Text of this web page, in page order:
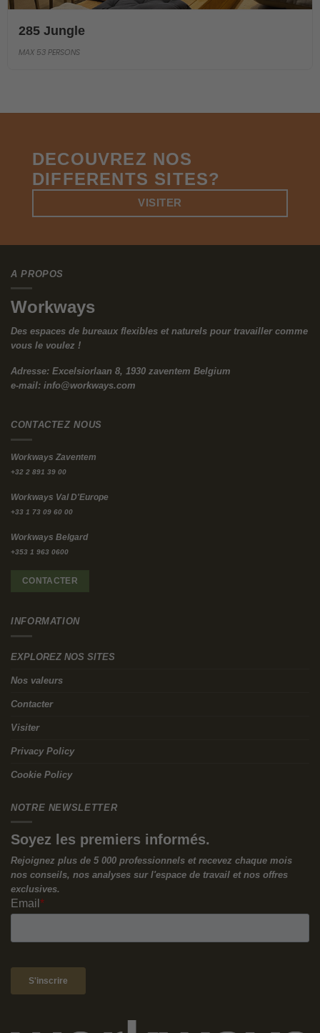
285 Jungle
MAX 53 PERSONS
DECOUVREZ NOS
DIFFERENTS SITES?
VISITER
A PROPOS
Workways
Des espaces de bureaux flexibles et naturels pour travailler comme
vous le voulez !
Adresse: Excelsiorlaan 8, 1930 zaventem Belgium
e-mail: info@workways.com
CONTACTEZ NOUS
Workways Zaventem
+32 2 891 39 00
Workways Val D'Europe
+33 1 73 09 60 00
Workways Belgard
+353 1 963 0600
CONTACTER
INFORMATION
EXPLOREZ NOS SITES
Nos valeurs
Contacter
Visiter
Privacy Policy
Cookie Policy
NOTRE NEWSLETTER
Soyez les premiers informés.
Rejoignez plus de 5 000 professionnels et recevez chaque mois
nos conseils, nos analyses sur l'espace de travail et nos offres
exclusives.